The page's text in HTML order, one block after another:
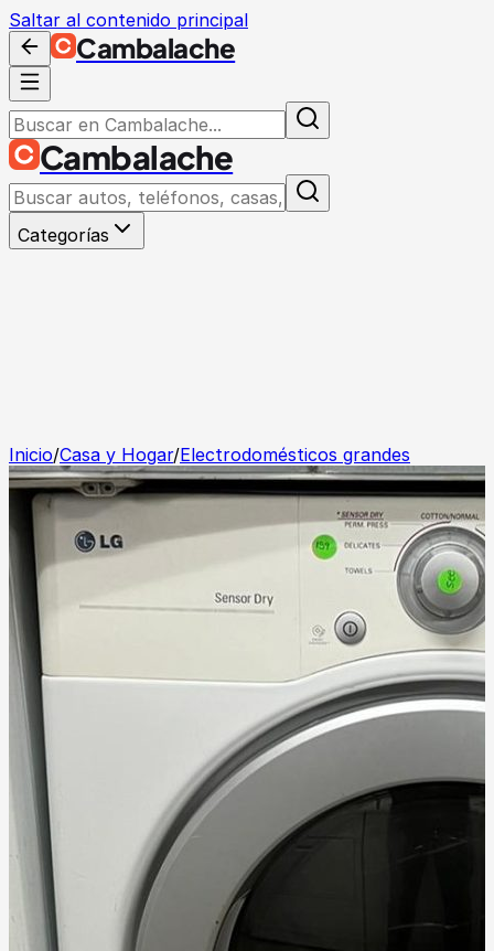
Saltar al contenido principal
Cambalache
Cambalache
Categorías
Inicio/Casa y Hogar/Electrodomésticos grandes